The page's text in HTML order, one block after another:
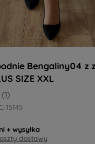
Bengaliny04 z
SIZE XXL
15145
+ wysyłka
dostawy